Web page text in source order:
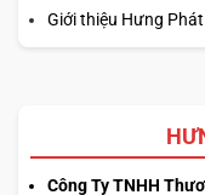
nghiệp hay chỉ là
giúp nâng cao hiệu
Giới thiệu Hưng
Công Ty TNHH